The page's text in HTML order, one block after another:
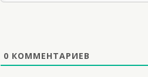
0 КОММЕНТАРИЕВ